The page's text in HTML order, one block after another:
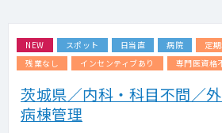
NEW スポット 日当直 病院
定
残業なし
インセンティブあり 専門医資格
茨城県／内科・科目不問／外
病棟管理